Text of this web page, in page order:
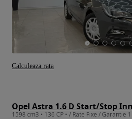
Opel Astra 1.6 D Start/Stop
1598 cm3 • 136 CP • / Rate Fixe / Garantie
Calculeaza rata